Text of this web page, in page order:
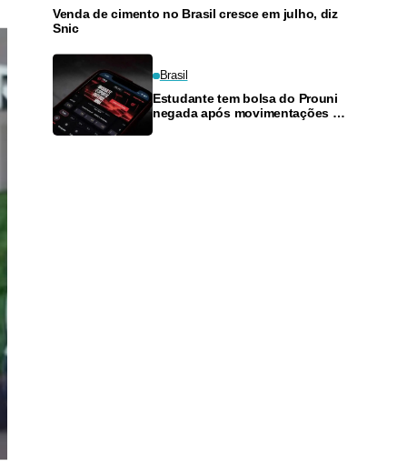
Venda de cimento no Brasil cresce em julho, diz
Snic
Brasil
Estudante tem bolsa do Prouni
negada após movimentações em